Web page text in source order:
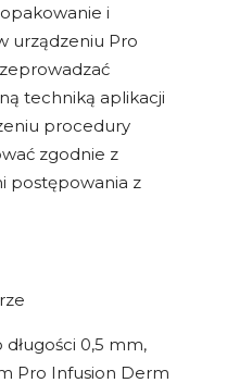
i
urządzeniu Pro
techniką aplikacji
procedury
zgodnie z
postępowania z
długości 0,5 mm,
Pro Infusion Derm